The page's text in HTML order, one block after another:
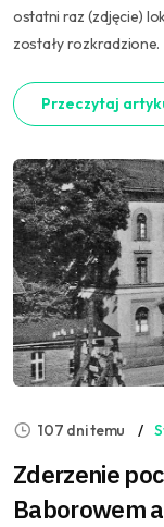
ostatni raz (zdjęcie)
zostały rozkradzione.
Przeczytaj
107 dni temu
Zderzenie
Baborowem